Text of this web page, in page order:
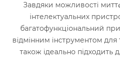
Завдяки можливості
інтелектуальних
багатофункціональний
відмінним інструментом для
також ідеально підходить